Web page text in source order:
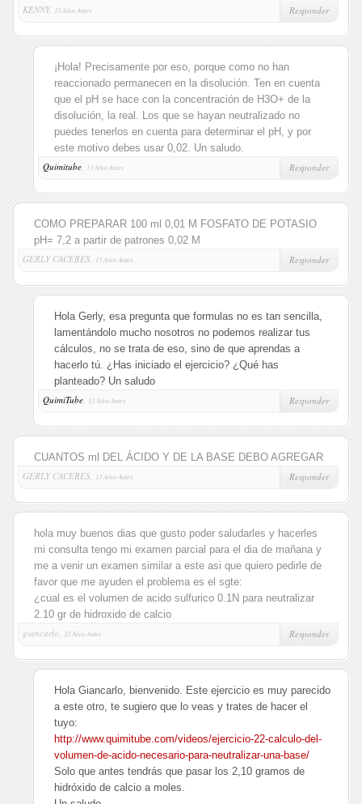
KENNY, 13 Años Antes Responder
¡Hola! Precisamente por eso, porque como no han
reaccionado permanecen en la disolución. Ten en cuenta
que el pH se hace con la concentración de H3O+ de la
disolución, la real. Los que se hayan neutralizado no
puedes tenerlos en cuenta para determinar el pH, y por
este motivo debes usar 0,02. Un saludo.
Quimitube, 13 Años Antes Responder
COMO PREPARAR 100 ml 0,01 M FOSFATO DE POTASIO
pH= 7,2 a partir de patrones 0,02 M
GERLY CACERES,
13 Años Antes Responder
Hola Gerly, esa pregunta que formulas no es tan sencilla,
lamentándolo mucho nosotros no podemos realizar tus
cálculos, no se trata de eso, sino de que aprendas a
hacerlo tú. ¿Has iniciado el ejercicio? ¿Qué has
planteado? Un saludo
QuimiTube, 13 Años Antes Responder
CUANTOS ml DEL ÁCIDO Y DE LA BASE DEBO AGREGAR
GERLY CACERES,
13 Años Antes Responder
hola muy buenos dias que gusto poder saludarles y hacerles
mi consulta tengo mi examen parcial para el dia de mañana y
me a venir un examen similar a este asi que quiero pedirle de
favor que me ayuden el problema es el sgte:
¿cual es el volumen de acido sulfurico 0.1N para neutralizar
2.10 gr de hidroxido de calcio
giancarlo,
12 Años Antes Responder
Hola Giancarlo, bienvenido. Este ejercicio es muy parecido
a este otro, te sugiero que lo veas y trates de hacer el
tuyo:
http://www.quimitube.com/videos/ejercicio-22-calculo-del-
volumen-de-acido-necesario-para-neutralizar-una-base/
Solo que antes tendrás que pasar los 2,10 gramos de
hidróxido de calcio a moles.